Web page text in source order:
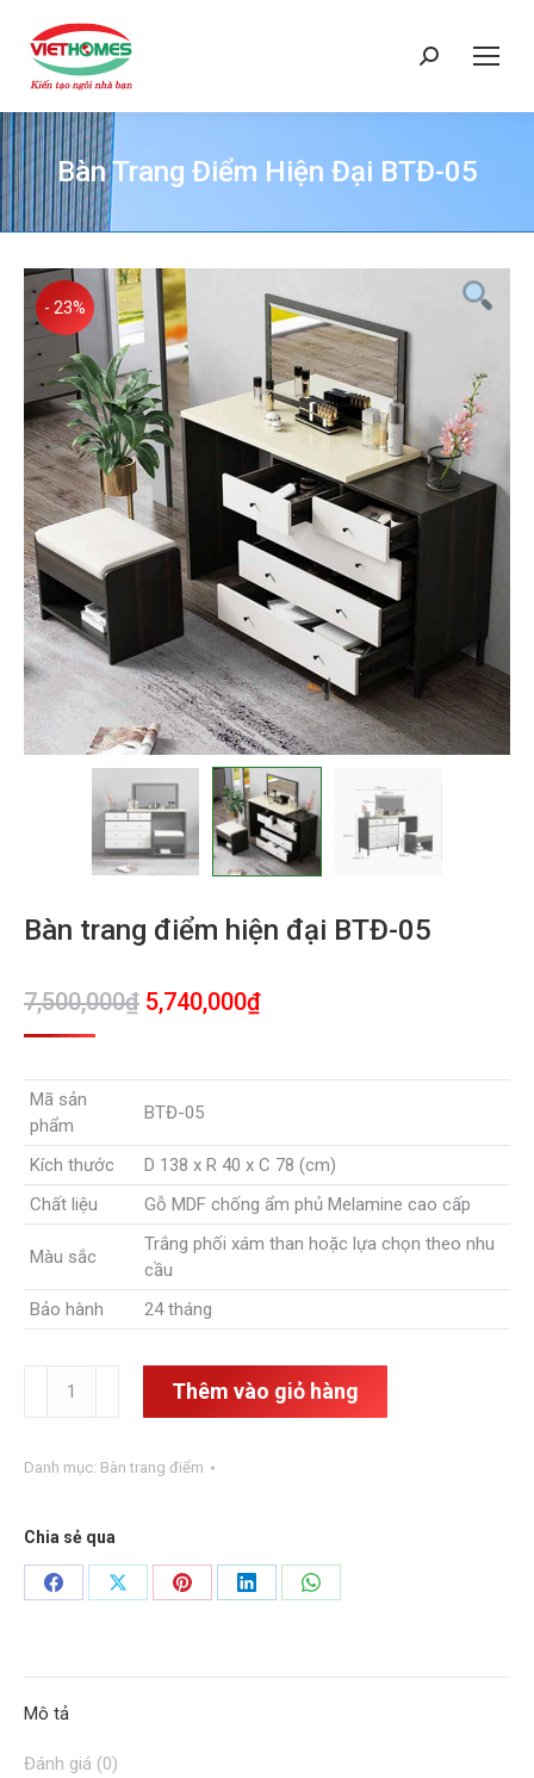
Search:
Bàn Trang Điểm Hiện Đại BTĐ-05
- 23%
Bàn trang điểm hiện đại BTĐ-05
7,500,000₫ Giá
là:
7,500,000₫.
5,740,000₫Giá
tại
5,740,000₫.
Mã sản
phẩm
BTĐ-05
Kích thước
D 138 x R 40 x C 78 (cm)
Chất liệu
Gỗ MDF chống ẩm phủ Melamine cao cấp
Màu sắc
Trắng phối xám than hoặc lựa chọn theo nhu
cầu
Bảo hành
24 tháng
hiện
số
lượng
Thêm vào giỏ hàng
Danh mục: Bàn trang điểm
Chia sẻ qua
Share
Share
Share
Share
Share
Mô tả
Đánh giá (0)